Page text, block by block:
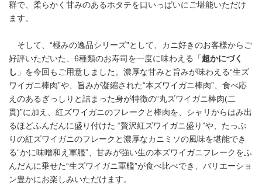
群で、柔らかく甘みのあるホタテを口いっぱいにご堪能いただけ
ます。
そして、“極みの逸品シリーズ”として、カニ好きのお客様からご
好評いただいた、6種類のお寿司を一度に味わえる「 超かにづく
し 」を今回もご用意しました。濃厚な甘みと旨みが味わえる“生ズ
ワイガニ棒肉”や、旨みが凝縮された“本ズワイガニ棒肉”、食べ応
えのあるぎっしりと詰まった身が特徴の“丸ズワイガニ棒肉(二
貫)”に加え、紅ズワイガニのフレークと棒肉を、シャリからはみ出
るほどふんだんに盛り付けた “贅沢紅ズワイガニ盛り”や、たっぷ
りの紅ズワイガニのフレークと濃厚なカニミソの風味を堪能でき
る“かに味噌和え軍艦”、甘みが強い生の本ズワイガニフレークをふ
んだんに乗せた“生ズワイガニ軍艦”が食べ比べでき、バリエーショ
ン豊かにお楽しみいただけます。